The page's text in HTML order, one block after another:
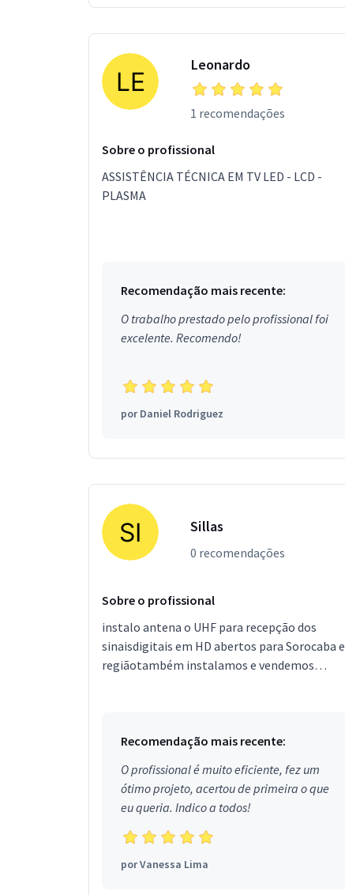
Leonardo
1 recomendações
Sobre o profissional
ASSISTÊNCIA TÉCNICA EM TV LED - LCD -
PLASMA
Recomendação mais recente:
O trabalho prestado pelo profissional foi
excelente. Recomendo!
porDaniel Rodriguez
Sillas
0 recomendações
Sobre o profissional
instalo antena o UHF para recepção dos
sinaisdigitais em HD abertos para Sorocaba e
regiãotambém instalamos e vendemos
Recomendação mais recente:
O profissional é muito eficiente, fez um
ótimo projeto, acertou de primeira o que
eu queria. Indico a todos!
porVanessa Lima